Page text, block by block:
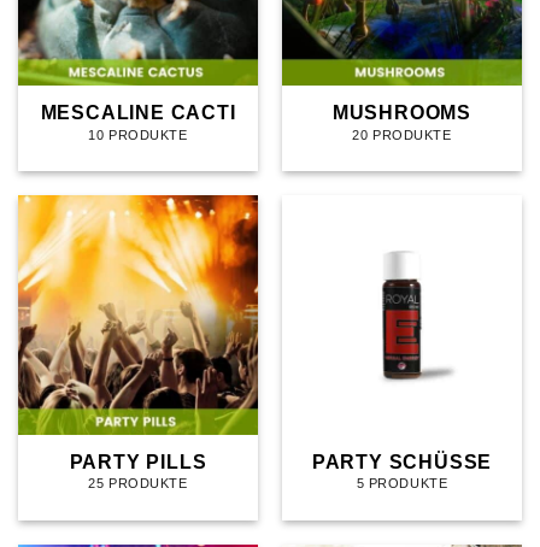
MESCALINE CACTI
10 PRODUKTE
MUSHROOMS
20 PRODUKTE
PARTY PILLS
25 PRODUKTE
PARTY SCHÜSSE
5 PRODUKTE